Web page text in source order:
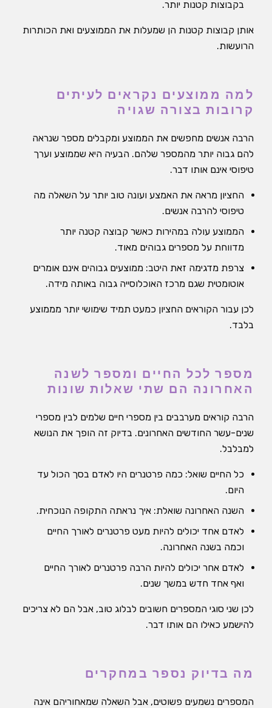
בקבוצות קטנות יותר.
אותן קבוצות קטנות הן שמעלות את הממוצעים ואת הכותרות
הרועשות.
למה ממוצעים נקראים לעיתים
קרובות בצורה שגויה
הרבה אנשים מחפשים את הממוצע ומקבלים מספר שנראה
להם גבוה יותר מהמספר שלהם. הבעיה היא שממוצע וערך
טיפוסי אינם אותו דבר.
החציון מראה את האמצע ועונה טוב יותר על השאלה מה
טיפוסי להרבה אנשים.
הממוצע עולה במהירות כאשר קבוצה קטנה יותר
מדווחת על מספרים גבוהים מאוד.
צרפת מדגימה זאת היטב: ממוצעים גבוהים אינם אומרים
אוטומטית שגם מרכז האוכלוסייה גבוה באותה מידה.
לכן עבור הקוראים החציון כמעט תמיד שימושי יותר מממוצע
בלבד.
מספר לכל החיים ומספר לשנה
האחרונה הם שתי שאלות שונות
הרבה קוראים מערבבים בין מספרי חיים שלמים לבין מספרי
שנים-עשר החודשים האחרונים. בדיוק זה הופך את הנושא
למבלבל.
כל החיים שואל: כמה פרטנרים היו לאדם בסך הכול עד
היום.
השנה האחרונה שואלת: איך נראתה התקופה הנוכחית.
לאדם אחד יכולים להיות מעט פרטנרים לאורך החיים
וכמה בשנה האחרונה.
לאדם אחר יכולים להיות הרבה פרטנרים לאורך החיים
ואף אחד חדש במשך שנים.
לכן שני סוגי המספרים חשובים לבלוג טוב, אבל הם לא צריכים
להישמע כאילו הם אותו דבר.
מה בדיוק נספר במחקרים
המספרים נשמעים פשוטים, אבל השאלה שמאחוריהם אינה